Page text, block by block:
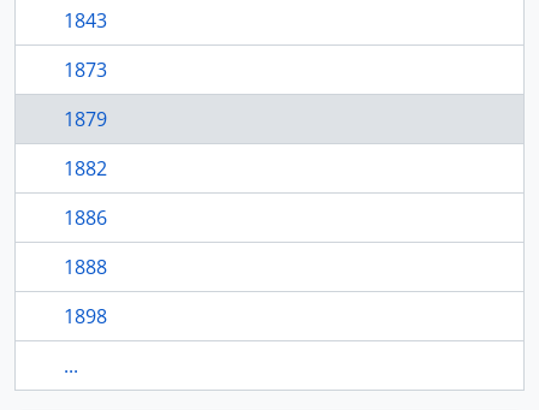
1843
1873
1879
1882
1886
1888
1898
...